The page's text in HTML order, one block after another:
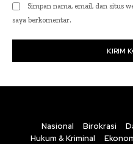
Simpan nama, email, dan situs
saya berkomentar.
Nasional Birokrasi
Hukum & Kriminal